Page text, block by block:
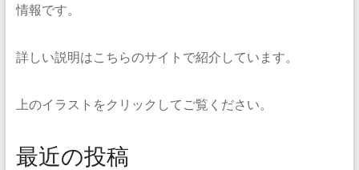
情報です。
詳しい説明はこちらのサイトで紹介しています。
上のイラストをクリックしてご覧ください。
最近の投稿